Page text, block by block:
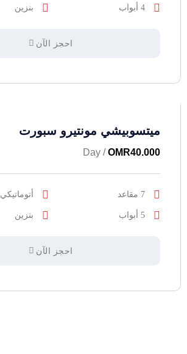
4 أبواب بنزين
احجز الآن
ميتسوبيشي مونتيرو سبورت
OMR40.000
/ Day
7 مقاعد أتوماتيكي
5 أبواب بنزين
احجز الآن